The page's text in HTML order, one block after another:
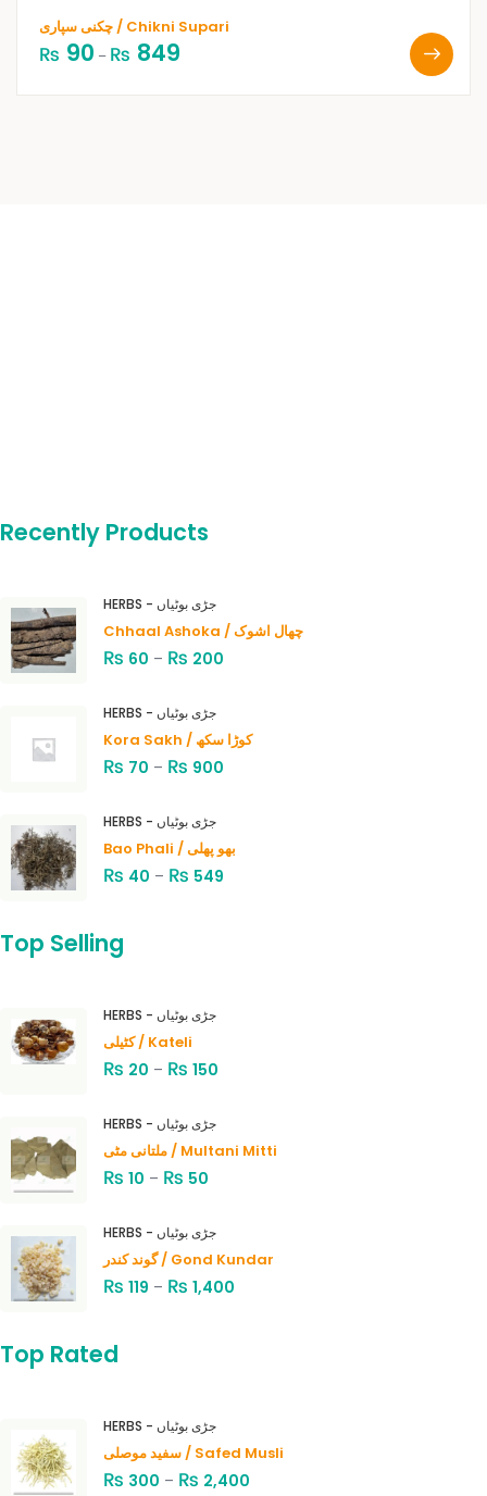
چکنی سپاری / Chikni Supari
₨ 90 – ₨ 849
Recently Products
HERBS - جڑی بوٹیاں
Chhaal Ashoka / چھال اشوک
₨ 60 – ₨ 200
HERBS - جڑی بوٹیاں
Kora Sakh / کوڑا سکھ
₨ 70 – ₨ 900
HERBS - جڑی بوٹیاں
Bao Phali / بھو پھلی
₨ 40 – ₨ 549
Top Selling
HERBS - جڑی بوٹیاں
کٹیلی / Kateli
₨ 20 – ₨ 150
HERBS - جڑی بوٹیاں
ملتانی مٹی / Multani Mitti
₨ 10 – ₨ 50
HERBS - جڑی بوٹیاں
گوند کندر / Gond Kundar
₨ 119 – ₨ 1,400
Top Rated
HERBS - جڑی بوٹیاں
سفید موصلی / Safed Musli
₨ 300 – ₨ 2,400